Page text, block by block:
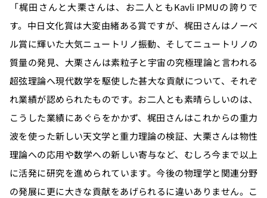
「梶田さんと大栗さんは、お二人ともKavli IPMUの誇りで
す。中日文化賞は大変由緒ある賞ですが、梶田さんはノーベ
ル賞に輝いた大気ニュートリノ振動、そしてニュートリノの
質量の発見、大栗さんは素粒子と宇宙の究極理論と言われる
超弦理論へ現代数学を駆使した甚大な貢献について、それぞ
れ業績が認められたものです。お二人とも素晴らしいのは、
こうした業績にあぐらをかかず、梶田さんはこれからの重力
波を使った新しい天文学と重力理論の検証、大栗さんは物性
理論への応用や数学への新しい寄与など、むしろ今まで以上
に活発に研究を進められています。今後の物理学と関連分野
の発展に更に大きな貢献をあげられるに違いありません。こ